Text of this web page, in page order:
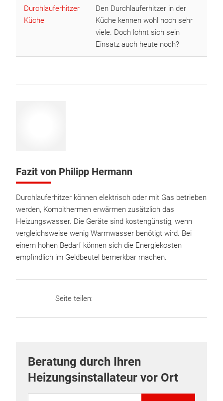
Durchlauferhitzer
Küche
Den Durchlauferhitzer in der
Küche kennen wohl noch sehr
viele. Doch lohnt sich sein
Einsatz auch heute noch?
Fazit von Philipp Hermann
Durchlauferhitzer können elektrisch oder mit Gas betrieben
werden, Kombithermen erwärmen zusätzlich das
Heizungswasser. Die Geräte sind kostengünstig, wenn
vergleichsweise wenig Warmwasser benötigt wird. Bei
einem hohen Bedarf können sich die Energiekosten
empfindlich im Geldbeutel bemerkbar machen.
Seite teilen:
Beratung durch Ihren
Heizungsinstallateur vor Ort